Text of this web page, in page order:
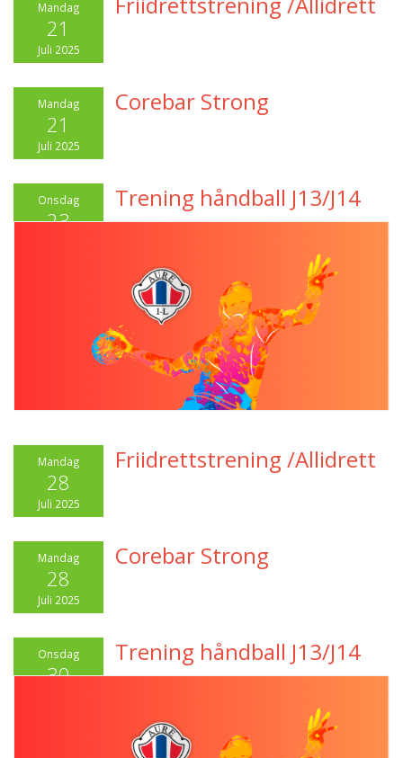
Mandag
21
Juli 2025
Mandag
21
Juli 2025
Corebar Strong
Onsdag
23
Trening håndball J13/J14
Mandag
28
Juli 2025
Friidrettstrening /Allidrett
Mandag
28
Juli 2025
Corebar Strong
Onsdag
30
Trening håndball J13/J14